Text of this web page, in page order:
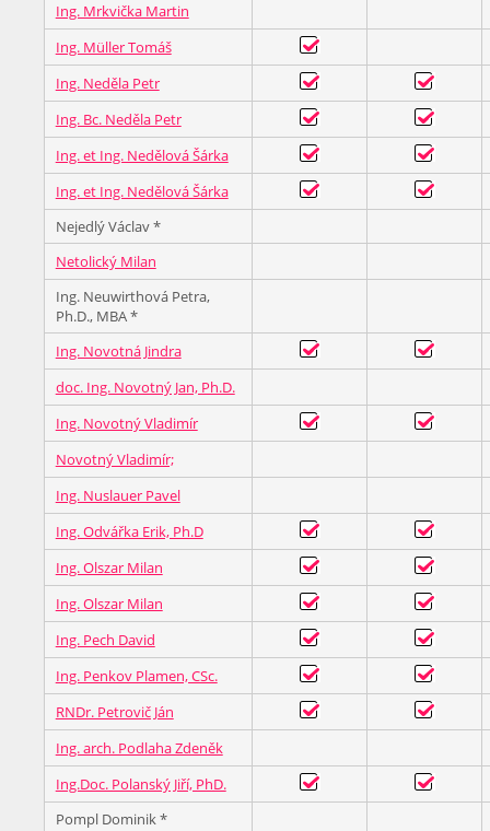
Ing. Mrkvička Martin
Ing. Müller Tomáš
Ing. Neděla Petr
Ing. Bc. Neděla Petr
Ing. et Ing. Nedělová Šárka
Ing. et Ing. Nedělová Šárka
Nejedlý Václav *
Netolický Milan
Ing. Neuwirthová Petra,
Ph.D., MBA *
Ing. Novotná Jindra
doc. Ing. Novotný Jan, Ph.D.
Ing. Novotný Vladimír
Novotný Vladimír;
Ing. Nuslauer Pavel
Ing. Odvářka Erik, Ph.D
Ing. Olszar Milan
Ing. Olszar Milan
Ing. Pech David
Ing. Penkov Plamen, CSc.
RNDr. Petrovič Ján
Ing. arch. Podlaha Zdeněk
Ing.Doc. Polanský Jiří, PhD.
Pompl Dominik *